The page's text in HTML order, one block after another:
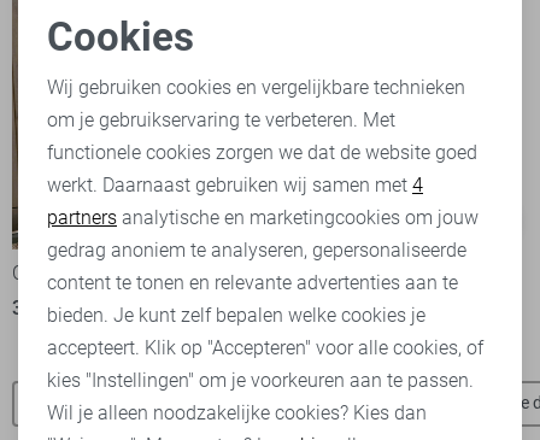
-50%
C&S The Label Blazer
30,00 59,99
C&S The Label Broek
25,00 49,99
C&S The Label blouses C&S The Label broeken Jacqueline
Noodzakelijke cookies
Personalisatie cookies
Analytische cookies
Marketing cookies
Cookies
Wij gebruiken cookies en vergelijkbare technieken
om je gebruikservaring te verbeteren. Met
functionele cookies zorgen we dat de website goed
werkt. Daarnaast gebruiken wij samen met 4
partners analytische en marketingcookies om jouw
gedrag anoniem te analyseren, gepersonaliseerde
content te tonen en relevante advertenties aan te
bieden. Je kunt zelf bepalen welke cookies je
accepteert. Klik op "Accepteren" voor alle cookies, of
kies "Instellingen" om je voorkeuren aan te passen.
Wil je alleen noodzakelijke cookies? Kies dan